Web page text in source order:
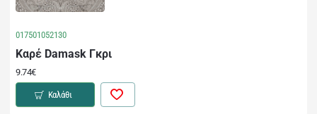
017501052130
Καρέ Damask Γκρι
9.74€
Καλάθι